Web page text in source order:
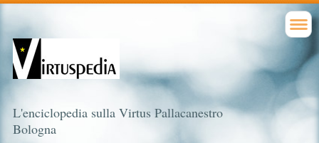
L'enciclopedia sulla Virtus Pallacanestro
Bologna